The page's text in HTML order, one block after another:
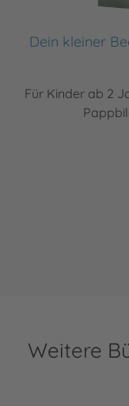
Dein kleiner
Für Kinder ab 2
Weitere